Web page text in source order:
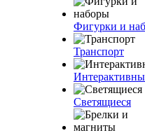
Фигурки и
Транспорт
Светящиеся